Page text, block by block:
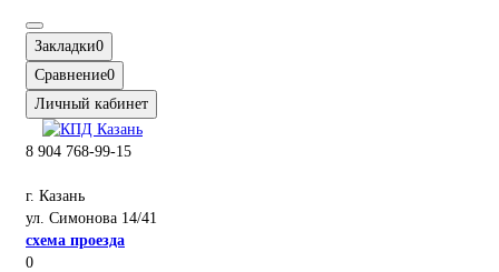
Закладки0
Сравнение0
Личный кабинет
8 904 768-99-15
г. Казань
ул. Симонова 14/41
схема проезда
0